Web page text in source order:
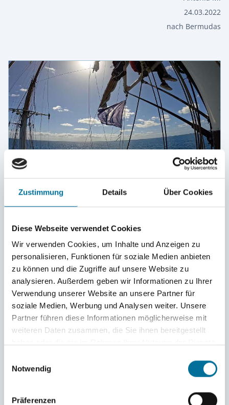
Zustimmung Details Über Cookies
Diese Webseite verwendet Cookies
Wir verwenden Cookies, um Inhalte und Anzeigen zu
personalisieren, Funktionen für soziale Medien anbieten
zu können und die Zugriffe auf unsere Website zu
analysieren. Außerdem geben wir Informationen zu Ihrer
Verwendung unserer Website an unsere Partner für
soziale Medien, Werbung und Analysen weiter. Unsere
Partner führen diese Informationen möglicherweise mit
weiteren Daten zusammen, die Sie ihnen bereitgestellt
Notwendig
Präferenzen
24.03.2022
nach Bermudas
In den letzten Tagen ist einiges passiert.
Doch das Wichtigste ist:
Wir haben Bermuda erreicht!
MEHR
23.03.2022